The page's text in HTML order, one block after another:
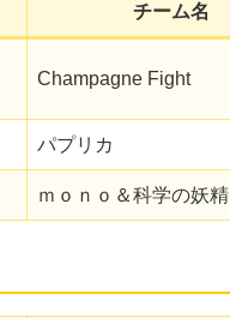
チーム名
Champagne Fight
パプリカ
ｍｏｎｏ＆科学の妖精